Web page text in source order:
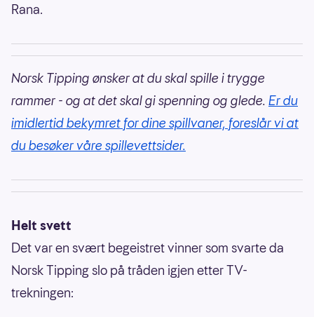
Rana.
Norsk Tipping ønsker at du skal spille i trygge
rammer - og at det skal gi spenning og glede. Er du
imidlertid bekymret for dine spillvaner, foreslår vi at
du besøker våre spillevettsider.
Helt svett
Det var en svært begeistret vinner som svarte da
Norsk Tipping slo på tråden igjen etter TV-
trekningen: